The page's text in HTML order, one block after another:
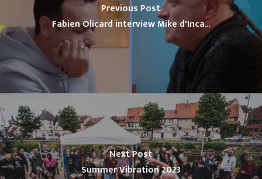
Previous Post
Fabien Olicard interview Mike d'Inca...
Next Post
Summer Vibration 2023